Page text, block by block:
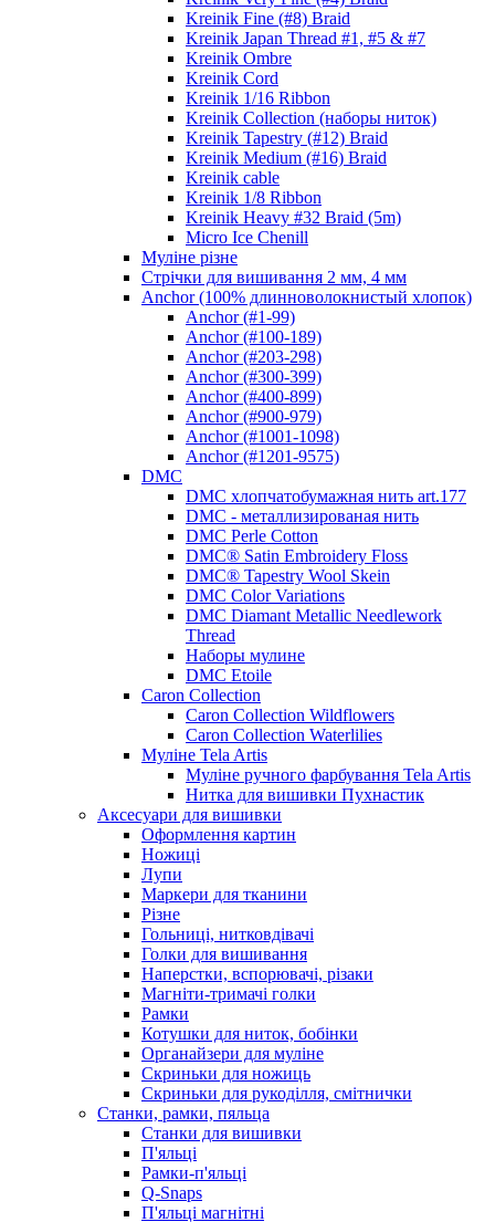
Kreinik Fine (#8) Braid
Kreinik Japan Thread #1, #5 & #7
Kreinik Ombre
Kreinik Cord
Kreinik 1/16 Ribbon
Kreinik Collection (наборы ниток)
Kreinik Tapestry (#12) Braid
Kreinik Medium (#16) Braid
Kreinik cable
Kreinik 1/8 Ribbon
Kreinik Heavy #32 Braid (5m)
Micro Ice Chenill
Муліне різне
Стрічки для вишивання 2 мм, 4 мм
Anchor (100% длинноволокнистый хлопок)
Anchor (#1-99)
Anchor (#100-189)
Anchor (#203-298)
Anchor (#300-399)
Anchor (#400-899)
Anchor (#900-979)
Anchor (#1001-1098)
Anchor (#1201-9575)
DMC
DMC хлопчатобумажная нить art.177
DMC - металлизированая нить
DMC Perle Cotton
DMC® Satin Embroidery Floss
DMC® Tapestry Wool Skein
DMC Color Variations
DMC Diamant Metallic Needlework
Thread
Наборы мулине
DMC Etoile
Caron Collection
Caron Collection Wildflowers
Caron Collection Waterlilies
Муліне Tela Artis
Муліне ручного фарбування Tela Artis
Нитка для вишивки Пухнастик
Аксесуари для вишивки
Оформлення картин
Ножиці
Лупи
Маркери для тканини
Різне
Гольниці, нитковдівачі
Голки для вишивання
Наперстки, вспорювачі, різаки
Магніти-тримачі голки
Рамки
Котушки для ниток, бобінки
Органайзери для муліне
Скриньки для ножиць
Скриньки для рукоділля, смітнички
Станки, рамки, пяльца
Станки для вишивки
П'яльці
Рамки-п'яльці
Q-Snaps
П'яльці магнітні